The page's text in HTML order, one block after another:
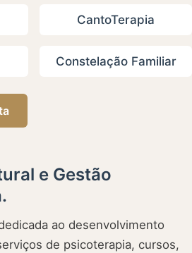
CantoTerapia
Constelação Familiar
e Gestão
ao desenvolvimento
de psicoterapia, cursos,